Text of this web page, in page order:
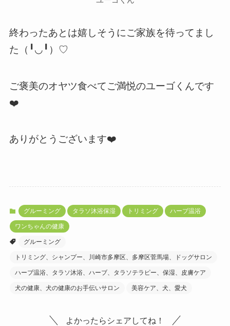
終わったあとは嬉しそうにご家族を待ってまし
た（╹◡╹）♡
ご褒美のオヤツ食べてご満悦のユーゴくんです
❤️
ありがとうございます❤️
グルーミング タラソ沐浴保湿 トリミング ハーブ温浴
ワンちゃんの健康
グルーミング
トリミング、シャンプー、川崎市多摩区、多摩区菅馬場、ドッグサロン
ハーブ温浴、タラソ沐浴、ハーブ、タラソテラピー、保湿、皮膚ケア
犬の健康、犬の健康のお手伝いサロン 美容ケア、犬、愛犬
よかったらシェアしてね！